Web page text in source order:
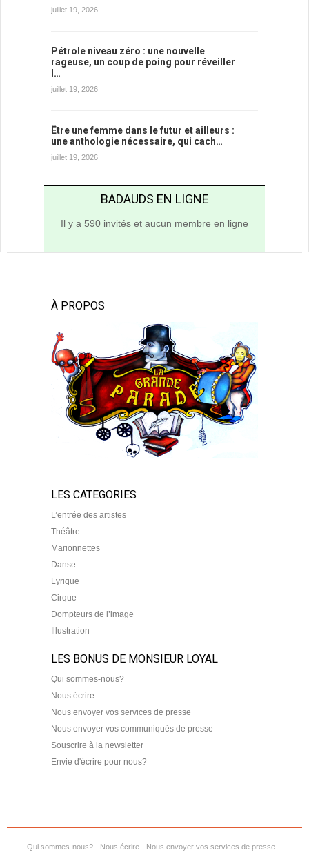
juillet 19, 2026
Pétrole niveau zéro : une nouvelle
rageuse, un coup de poing pour réveiller
l…
juillet 19, 2026
Être une femme dans le futur et ailleurs :
une anthologie nécessaire, qui cach…
juillet 19, 2026
BADAUDS EN LIGNE
Il y a 590 invités et aucun membre en ligne
À PROPOS
LES CATEGORIES
L’entrée des artistes
Théâtre
Marionnettes
Danse
Lyrique
Cirque
Dompteurs de l’image
Illustration
LES BONUS DE MONSIEUR LOYAL
Qui sommes-nous?
Nous écrire
Nous envoyer vos services de presse
Nous envoyer vos communiqués de presse
Souscrire à la newsletter
Envie d'écrire pour nous?
Qui sommes-nous? Nous écrire Nous envoyer vos services de presse